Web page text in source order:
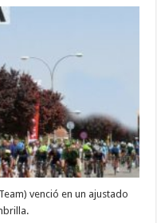
venció en un ajustado